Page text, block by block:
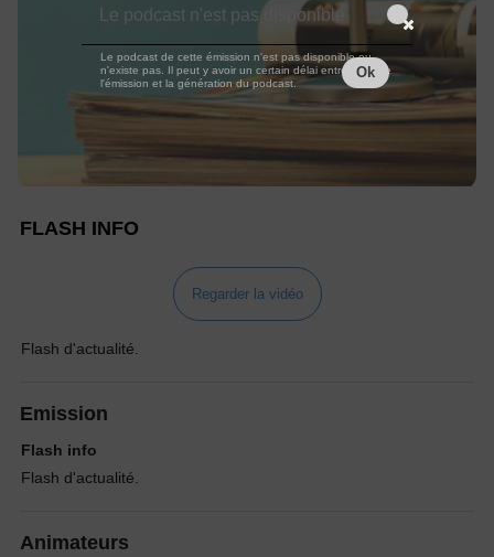
FLASH INFO
Regarder la vidéo
Flash d'actualité.
Emission
Flash info
Flash d'actualité.
Animateurs
Le podcast n'est pas disponible
Le podcast de cette émission n'est pas disponible ou
n'existe pas. Il peut y avoir un certain délai entre la fin de
l'émission et la génération du podcast.
Ok